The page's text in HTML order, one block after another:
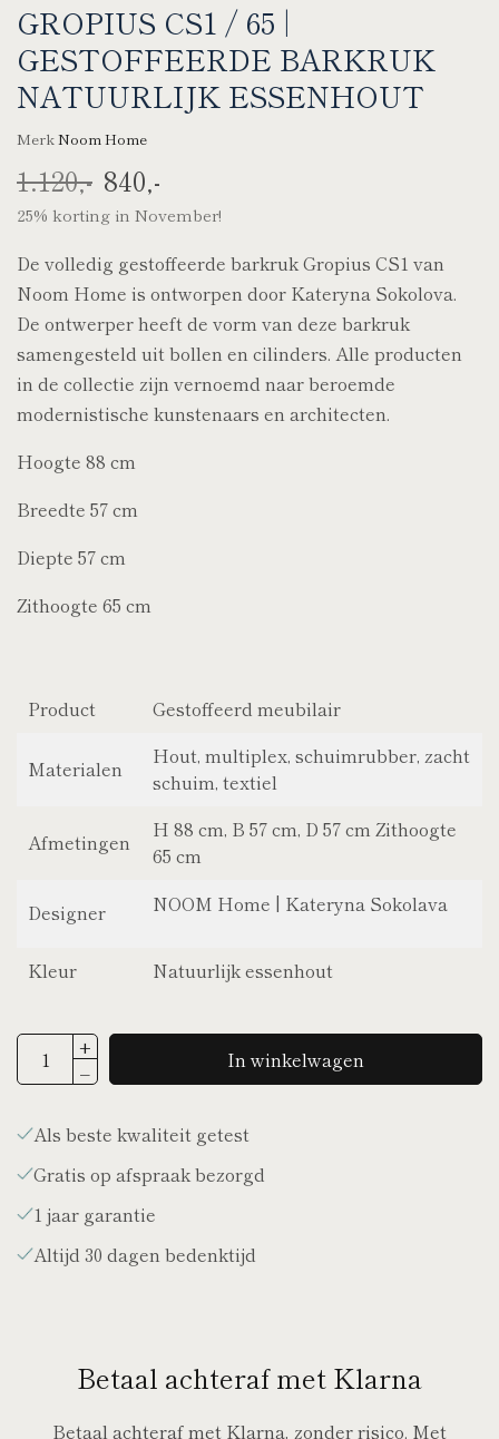
GROPIUS CS1 / 65 |
GESTOFFEERDE BARKRUK
NATUURLIJK ESSENHOUT
MerkNoom Home
1.120,- 840,-
25% korting in November!
De volledig gestoffeerde barkruk Gropius CS1 van
Noom Home is ontworpen door Kateryna Sokolova.
De ontwerper heeft de vorm van deze barkruk
samengesteld uit bollen en cilinders. Alle producten
in de collectie zijn vernoemd naar beroemde
modernistische kunstenaars en architecten.
Hoogte 88 cm
Breedte 57 cm
Diepte 57 cm
Zithoogte 65 cm
Product Gestoffeerd meubilair
Materialen
Hout, multiplex, schuimrubber, zacht
schuim, textiel
Afmetingen
H 88 cm, B 57 cm, D 57 cm Zithoogte
65 cm
Designer NOOM Home | Kateryna Sokolava
Kleur Natuurlijk essenhout
In winkelwagen
Als beste kwaliteit getest
Gratis op afspraak bezorgd
1 jaar garantie
Altijd 30 dagen bedenktijd
Betaal achteraf met Klarna
Betaal achteraf met Klarna, zonder risico. Met